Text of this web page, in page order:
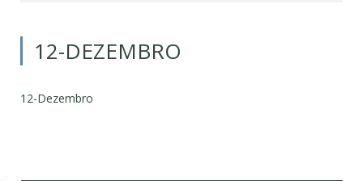
12-DEZEMBRO
12-Dezembro